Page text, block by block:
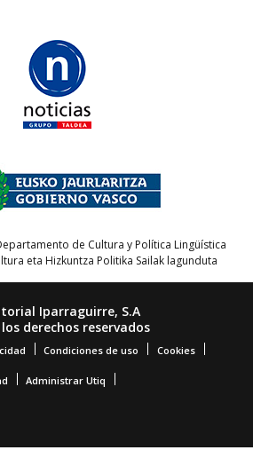
de Cultura y Política Lingüística
eta Hizkuntza Politika Sailak lagunduta
Iparraguirre, S.A
derechos reservados
Condiciones de uso Cookies
Administrar Utiq